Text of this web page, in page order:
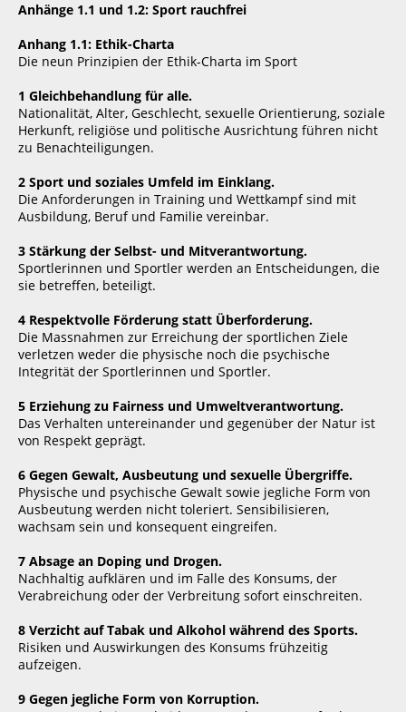
Anhänge 1.1 und 1.2: Sport rauchfrei
Anhang 1.1: Ethik-Charta
Die neun Prinzipien der Ethik-Charta im Sport
1 Gleichbehandlung für alle.
Nationalität, Alter, Geschlecht, sexuelle Orientierung, soziale
Herkunft, religiöse und politische Ausrichtung führen nicht
zu Benachteiligungen.
2 Sport und soziales Umfeld im Einklang.
Die Anforderungen in Training und Wettkampf sind mit
Ausbildung, Beruf und Familie vereinbar.
3 Stärkung der Selbst- und Mitverantwortung.
Sportlerinnen und Sportler werden an Entscheidungen, die
sie betreffen, beteiligt.
4 Respektvolle Förderung statt Überforderung.
Die Massnahmen zur Erreichung der sportlichen Ziele
verletzen weder die physische noch die psychische
Integrität der Sportlerinnen und Sportler.
5 Erziehung zu Fairness und Umweltverantwortung.
Das Verhalten untereinander und gegenüber der Natur ist
von Respekt geprägt.
6 Gegen Gewalt, Ausbeutung und sexuelle Übergriffe.
Physische und psychische Gewalt sowie jegliche Form von
Ausbeutung werden nicht toleriert. Sensibilisieren,
wachsam sein und konsequent eingreifen.
7 Absage an Doping und Drogen.
Nachhaltig aufklären und im Falle des Konsums, der
Verabreichung oder der Verbreitung sofort einschreiten.
8 Verzicht auf Tabak und Alkohol während des Sports.
Risiken und Auswirkungen des Konsums frühzeitig
aufzeigen.
9 Gegen jegliche Form von Korruption.